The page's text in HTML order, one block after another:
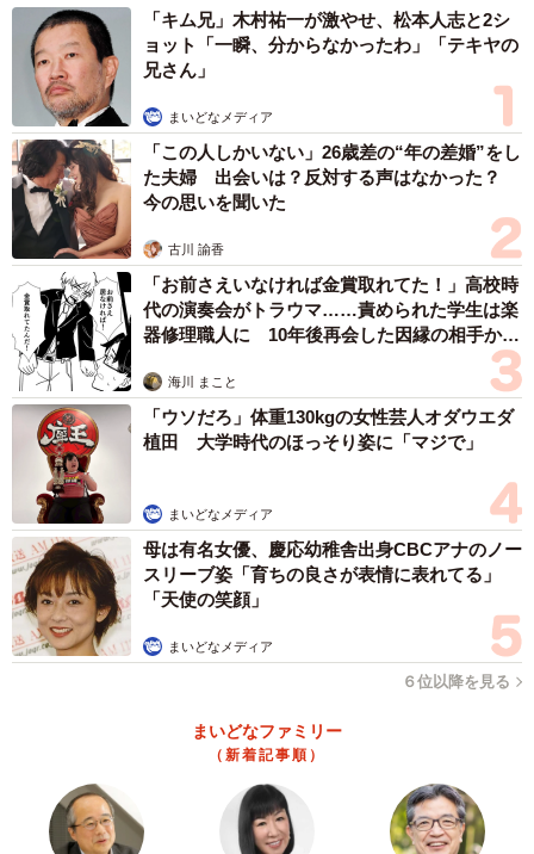
「キム兄」木村祐一が激やせ、松本人志と2シ
ョット「一瞬、分からなかったわ」「テキヤの
兄さん」
まいどなメディア
「この人しかいない」26歳差の“年の差婚”をし
た夫婦 出会いは？反対する声はなかった？
今の思いを聞いた
古川 諭香
「お前さえいなければ金賞取れてた！」高校時
代の演奏会がトラウマ……責められた学生は楽
器修理職人に 10年後再会した因縁の相手から
海川 まこと
「ウソだろ」体重130kgの女性芸人オダウエダ
植田 大学時代のほっそり姿に「マジで」
まいどなメディア
母は有名女優、慶応幼稚舎出身CBCアナのノー
スリーブ姿「育ちの良さが表情に表れてる」
「天使の笑顔」
まいどなメディア
６位以降を見る
まいどなファミリー
（新着記事順）